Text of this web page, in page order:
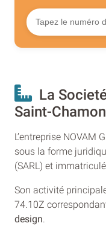
La
Saint-
L’entreprise NOVAM
sous la forme
(SARL) et
Son activité
74.10Z
design